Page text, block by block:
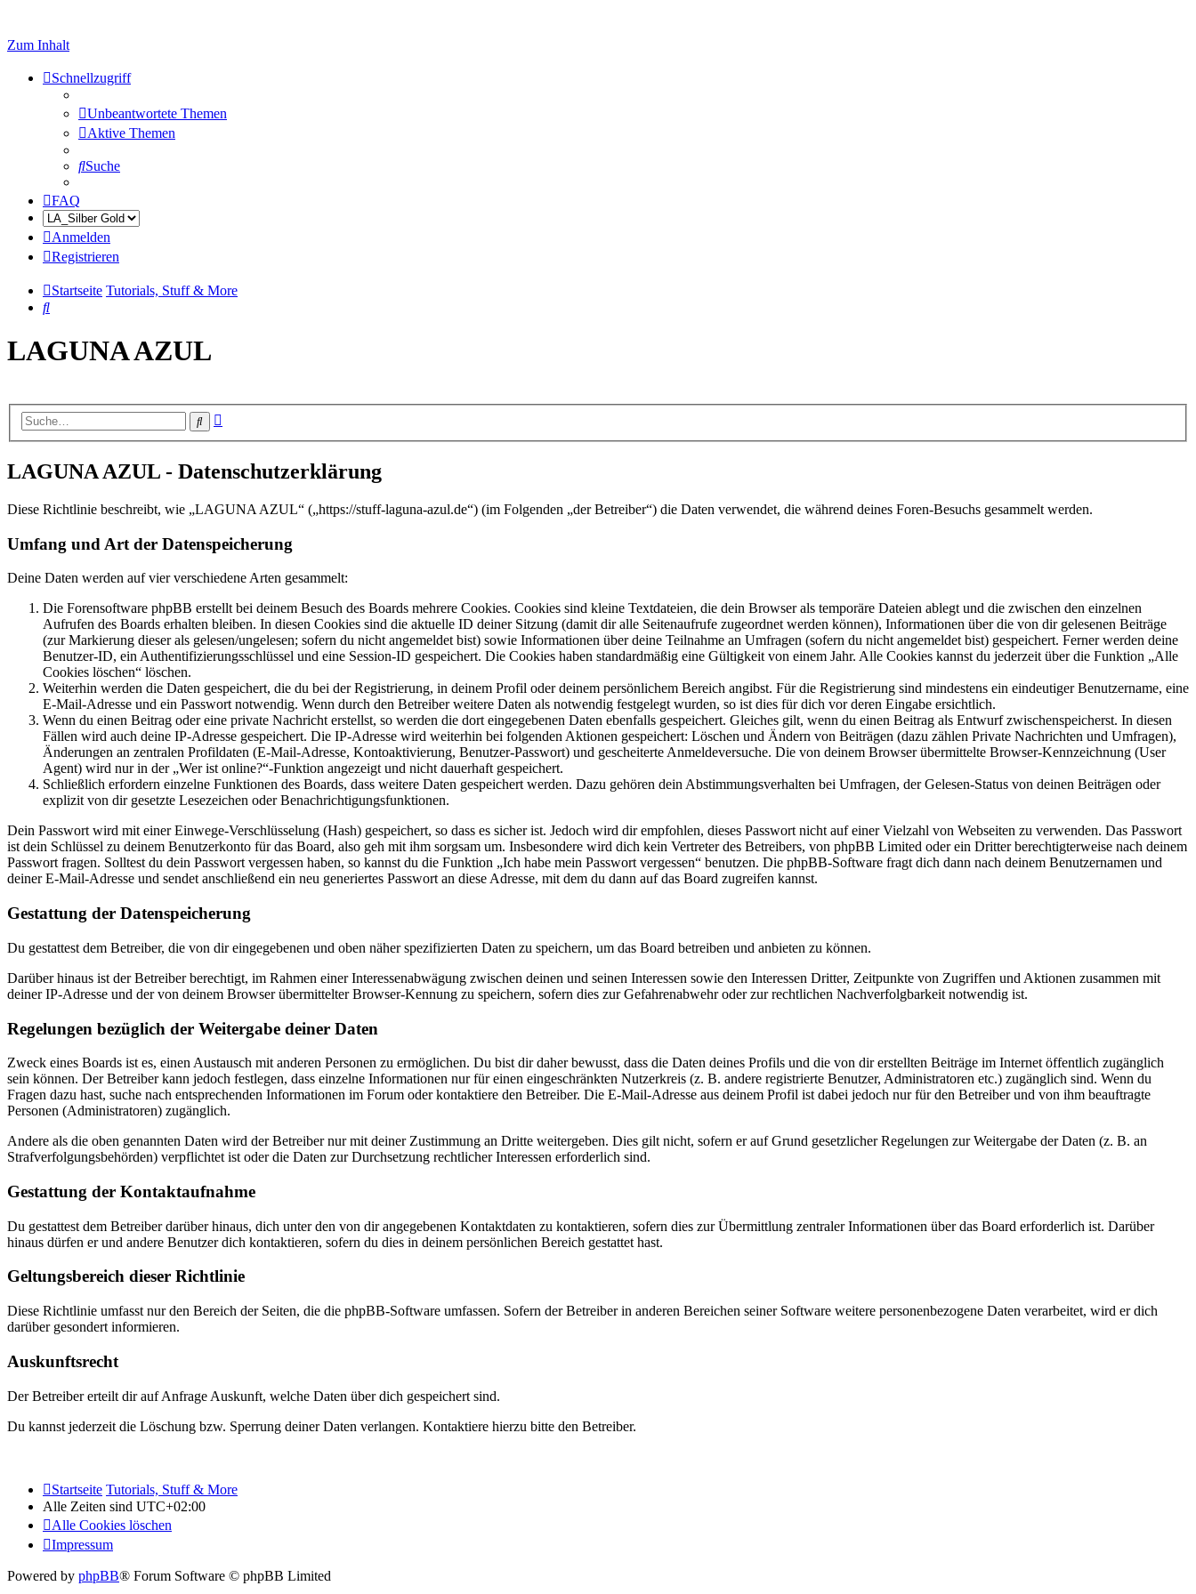
Zum Inhalt
Schnellzugriff
Unbeantwortete Themen
Aktive Themen
Suche
FAQ
Anmelden
Registrieren
Startseite Tutorials, Stuff & More
Suche
LAGUNA AZUL
Suche
LAGUNA AZUL - Datenschutzerklärung
Diese Richtlinie beschreibt, wie „LAGUNA AZUL“ („https://stuff-laguna-azul.de“) (im Folgenden „der Betreiber“) die Daten verwendet, die während deines Foren-Besuchs gesammelt werden.
Umfang und Art der Datenspeicherung
Deine Daten werden auf vier verschiedene Arten gesammelt:
Die Forensoftware phpBB erstellt bei deinem Besuch des Boards mehrere Cookies. Cookies sind kleine Textdateien, die dein Browser als temporäre Dateien ablegt und die zwischen den einzelnen
Aufrufen des Boards erhalten bleiben. In diesen Cookies sind die aktuelle ID deiner Sitzung (damit dir alle Seitenaufrufe zugeordnet werden können), Informationen über die von dir gelesenen Beiträge
(zur Markierung dieser als gelesen/ungelesen; sofern du nicht angemeldet bist) sowie Informationen über deine Teilnahme an Umfragen (sofern du nicht angemeldet bist) gespeichert. Ferner werden deine
Benutzer-ID, ein Authentifizierungsschlüssel und eine Session-ID gespeichert. Die Cookies haben standardmäßig eine Gültigkeit von einem Jahr. Alle Cookies kannst du jederzeit über die Funktion „Alle
Cookies löschen“ löschen.
Weiterhin werden die Daten gespeichert, die du bei der Registrierung, in deinem Profil oder deinem persönlichem Bereich angibst. Für die Registrierung sind mindestens ein eindeutiger Benutzername, eine
E-Mail-Adresse und ein Passwort notwendig. Wenn durch den Betreiber weitere Daten als notwendig festgelegt wurden, so ist dies für dich vor deren Eingabe ersichtlich.
Wenn du einen Beitrag oder eine private Nachricht erstellst, so werden die dort eingegebenen Daten ebenfalls gespeichert. Gleiches gilt, wenn du einen Beitrag als Entwurf zwischenspeicherst. In diesen
Fällen wird auch deine IP-Adresse gespeichert. Die IP-Adresse wird weiterhin bei folgenden Aktionen gespeichert: Löschen und Ändern von Beiträgen (dazu zählen Private Nachrichten und Umfragen),
Änderungen an zentralen Profildaten (E-Mail-Adresse, Kontoaktivierung, Benutzer-Passwort) und gescheiterte Anmeldeversuche. Die von deinem Browser übermittelte Browser-Kennzeichnung (User
Agent) wird nur in der „Wer ist online?“-Funktion angezeigt und nicht dauerhaft gespeichert.
Schließlich erfordern einzelne Funktionen des Boards, dass weitere Daten gespeichert werden. Dazu gehören dein Abstimmungsverhalten bei Umfragen, der Gelesen-Status von deinen Beiträgen oder
explizit von dir gesetzte Lesezeichen oder Benachrichtigungsfunktionen.
Dein Passwort wird mit einer Einwege-Verschlüsselung (Hash) gespeichert, so dass es sicher ist. Jedoch wird dir empfohlen, dieses Passwort nicht auf einer Vielzahl von Webseiten zu verwenden. Das Passwort
ist dein Schlüssel zu deinem Benutzerkonto für das Board, also geh mit ihm sorgsam um. Insbesondere wird dich kein Vertreter des Betreibers, von phpBB Limited oder ein Dritter berechtigterweise nach deinem
Passwort fragen. Solltest du dein Passwort vergessen haben, so kannst du die Funktion „Ich habe mein Passwort vergessen“ benutzen. Die phpBB-Software fragt dich dann nach deinem Benutzernamen und
deiner E-Mail-Adresse und sendet anschließend ein neu generiertes Passwort an diese Adresse, mit dem du dann auf das Board zugreifen kannst.
Gestattung der Datenspeicherung
Du gestattest dem Betreiber, die von dir eingegebenen und oben näher spezifizierten Daten zu speichern, um das Board betreiben und anbieten zu können.
Darüber hinaus ist der Betreiber berechtigt, im Rahmen einer Interessenabwägung zwischen deinen und seinen Interessen sowie den Interessen Dritter, Zeitpunkte von Zugriffen und Aktionen zusammen mit
deiner IP-Adresse und der von deinem Browser übermittelter Browser-Kennung zu speichern, sofern dies zur Gefahrenabwehr oder zur rechtlichen Nachverfolgbarkeit notwendig ist.
Regelungen bezüglich der Weitergabe deiner Daten
Zweck eines Boards ist es, einen Austausch mit anderen Personen zu ermöglichen. Du bist dir daher bewusst, dass die Daten deines Profils und die von dir erstellten Beiträge im Internet öffentlich zugänglich
sein können. Der Betreiber kann jedoch festlegen, dass einzelne Informationen nur für einen eingeschränkten Nutzerkreis (z. B. andere registrierte Benutzer, Administratoren etc.) zugänglich sind. Wenn du
Fragen dazu hast, suche nach entsprechenden Informationen im Forum oder kontaktiere den Betreiber. Die E-Mail-Adresse aus deinem Profil ist dabei jedoch nur für den Betreiber und von ihm beauftragte
Personen (Administratoren) zugänglich.
Andere als die oben genannten Daten wird der Betreiber nur mit deiner Zustimmung an Dritte weitergeben. Dies gilt nicht, sofern er auf Grund gesetzlicher Regelungen zur Weitergabe der Daten (z. B. an
Strafverfolgungsbehörden) verpflichtet ist oder die Daten zur Durchsetzung rechtlicher Interessen erforderlich sind.
Gestattung der Kontaktaufnahme
Du gestattest dem Betreiber darüber hinaus, dich unter den von dir angegebenen Kontaktdaten zu kontaktieren, sofern dies zur Übermittlung zentraler Informationen über das Board erforderlich ist. Darüber
hinaus dürfen er und andere Benutzer dich kontaktieren, sofern du dies in deinem persönlichen Bereich gestattet hast.
Geltungsbereich dieser Richtlinie
Diese Richtlinie umfasst nur den Bereich der Seiten, die die phpBB-Software umfassen. Sofern der Betreiber in anderen Bereichen seiner Software weitere personenbezogene Daten verarbeitet, wird er dich
darüber gesondert informieren.
Auskunftsrecht
Der Betreiber erteilt dir auf Anfrage Auskunft, welche Daten über dich gespeichert sind.
Du kannst jederzeit die Löschung bzw. Sperrung deiner Daten verlangen. Kontaktiere hierzu bitte den Betreiber.
Startseite Tutorials, Stuff & More
Alle Zeiten sind UTC+02:00
Alle Cookies löschen
Impressum
Powered by phpBB® Forum Software © phpBB Limited